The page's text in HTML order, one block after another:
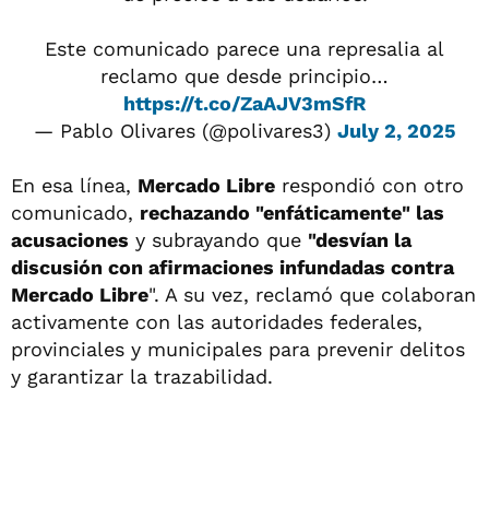
Este comunicado parece una represalia al
reclamo que desde principio…
https://t.co/ZaAJV3mSfR
— Pablo Olivares (@polivares3) July 2, 2025
En esa línea, Mercado Libre respondió con otro
comunicado, rechazando "enfáticamente" las
acusaciones y subrayando que "desvían la
discusión con afirmaciones infundadas contra
Mercado Libre". A su vez, reclamó que colaboran
activamente con las autoridades federales,
provinciales y municipales para prevenir delitos
y garantizar la trazabilidad.